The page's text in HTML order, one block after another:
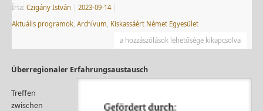
Írta: Czigány István 2023-09-14
Aktuális programok, Archívum Kiskassáért Német Egyesület
a hozzászólások lehetősége kikapcsolva
Überregionaler Erfahrungsaustausch
Treffen
zwischen